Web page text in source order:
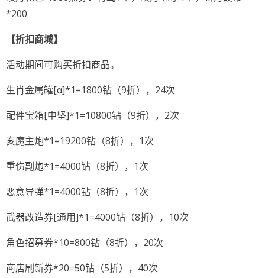
*200
【折扣商城】
活动期间可购买折扣商品。
生肖金属罐[α]*1=1800钻（9折），24次
配件宝箱[中坚]*1=10800钻（9折），2次
亥魔主炮*1=19200钻（8折），1次
重伤副炮*1=4000钻（8折），1次
恶意导弹*1=4000钻（8折），1次
武器改造券[通用]*1=4000钻（8折），10次
角色招募券*10=800钻（8折），20次
商店刷新券*20=50钻（5折），40次